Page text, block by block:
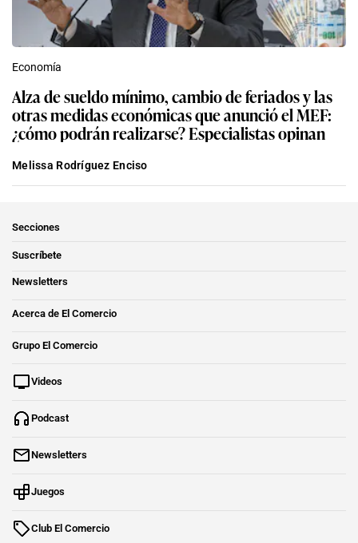
Economía
Alza de sueldo mínimo, cambio de feriados y las
otras medidas económicas que anunció el MEF:
¿cómo podrán realizarse? Especialistas opinan
Melissa Rodríguez Enciso
Secciones
Suscríbete
Newsletters
Acerca de El Comercio
Grupo El Comercio
Videos
Podcast
Newsletters
Juegos
Club El Comercio